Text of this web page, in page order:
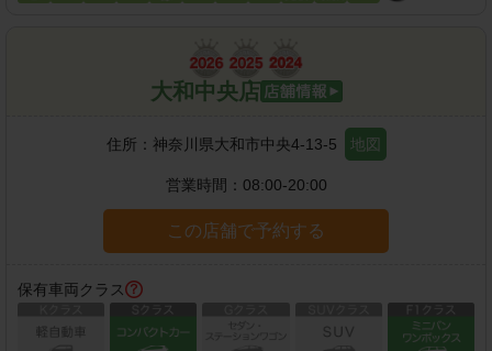
大和中央店
住所： 神奈川県大和市中央4-13-5 地図
営業時間： 08:00-20:00
この店舗で予約する
保有車両クラス